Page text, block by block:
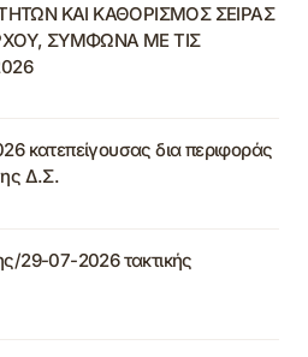
ΚΑΙ ΚΑΘΟΡΙΣΜΟΣ ΣΕΙΡΑΣ
ΣΥΜΦΩΝΑ ΜΕ ΤΙΣ
κατεπείγουσας δια περιφοράς
Δ.Σ.
29-07-2026 τακτικής